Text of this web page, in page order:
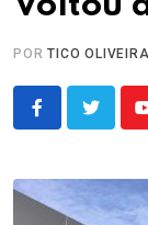
PORTICO OLIVEIRA